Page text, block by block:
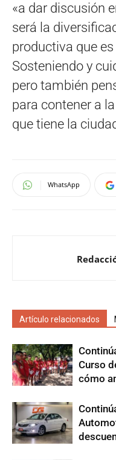
«a dar discusión
será la
productiva que
Sosteniendo y
pero también
para contener a
que tiene la
WhatsApp
Artículo relacionados
Curso
cómo